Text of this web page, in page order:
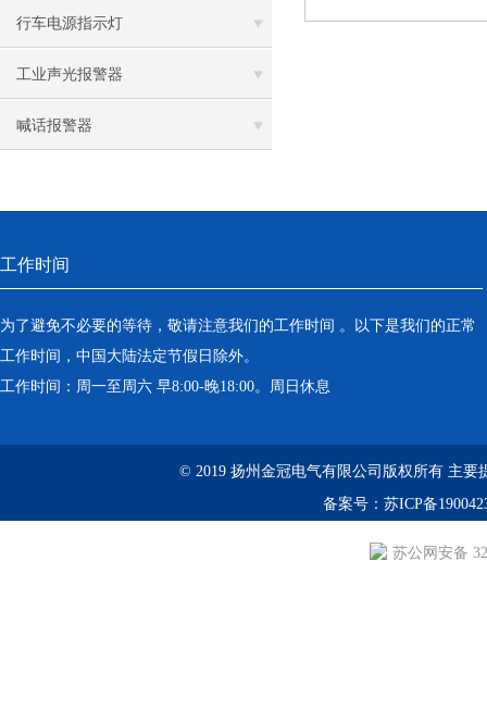
行车电源指示灯
工业声光报警器
喊话报警器
工作时间
为了避免不必要的等待，敬请注意我们的工作时间 。以下是我们的正常
工作时间，中国大陆法定节假日除外。
工作时间：周一至周六 早8:00-晚18:00。周日休息
© 2019 扬州金冠电气有限公司版权所有 主要
备案号： 苏ICP备
苏公网安备